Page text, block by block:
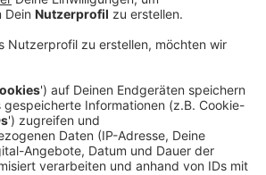
läuft die Frist zur Meldung der
Ermittlung der Abwassergebühren
Das geht online oder per
Zählerstände bis Freitag nicht an
worden sein, werden die